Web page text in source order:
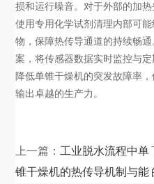
损和运行噪音。对于外部的加
使用专用化学试剂清理内部可
物，保障热传导通道的持续畅
案，将传感器数据实时监控与
降低单锥干燥机的突发故障率
输出卓越的生产力。
上一篇： 工业脱水流程中单
锥干燥机的热传导机制与能